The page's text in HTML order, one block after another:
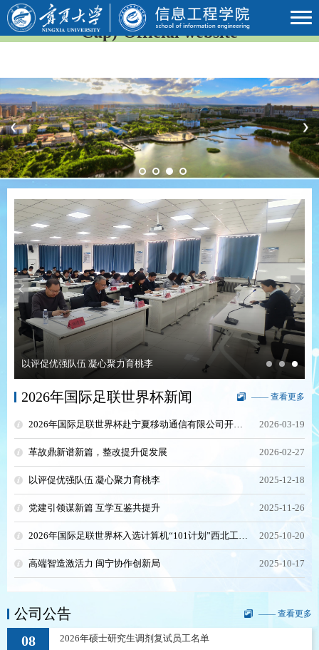
2026年国际足联世界杯(23rd FIFA World
Cup)-Official website
Previous Next
Previous
以评促优强队伍 凝心聚力育桃李
Next
2026年国际足联世界杯新闻 —— 查看更多
2026年国际足联世界杯赴宁夏移动通信有限公司开展调研和访企拓岗活动 2026-03-19
革故鼎新谱新篇，整改提升促发展 2026-02-27
以评促优强队伍 凝心聚力育桃李 2025-12-18
党建引领谋新篇 互学互鉴共提升 2025-11-26
2026年国际足联世界杯入选计算机“101计划”西北工作组成员单位 2025-10-20
高端智造激活力 闽宁协作创新局 2025-10-17
公司公告 —— 查看更多
08 2026年硕士研究生调剂复试员工名单